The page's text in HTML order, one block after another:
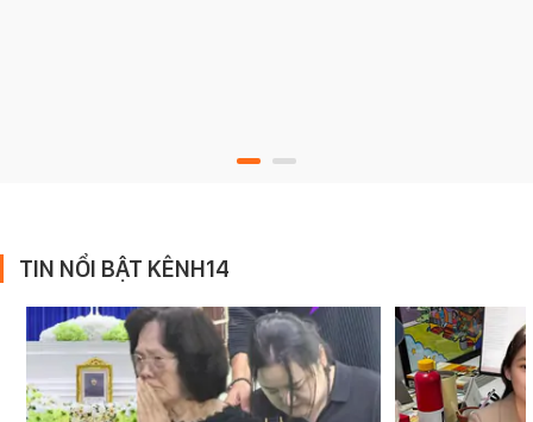
TIN NỔI BẬT KÊNH14